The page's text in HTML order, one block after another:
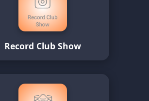
Record Club Show